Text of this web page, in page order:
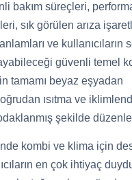
bakım süreçleri,
sık görülen arıza
ve kullanıcıların
güvenli temel
tamamı beyaz eşyadan
ısıtma ve
şekilde
kombi ve klima için
en çok ihtiyaç